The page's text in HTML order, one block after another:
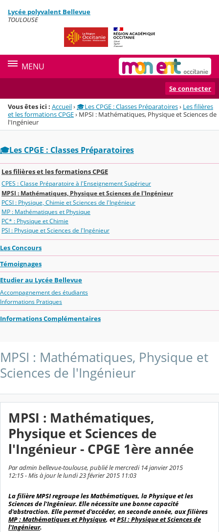
Menu de la rubrique
Contenu
Lycée polyvalent Bellevue
TOULOUSE
MENU
Se connecter
Vous êtes ici : Accueil› 🎓Les CPGE : Classes Préparatoires› Les filières
et les formations CPGE› MPSI : Mathématiques, Physique et Sciences de
l'Ingénieur
🎓Les CPGE : Classes Préparatoires
Les filières et les formations CPGE
CPES : Classe Préparatoire à l'Enseignement Supérieur
MPSI : Mathématiques, Physique et Sciences de l'Ingénieur
PCSI : Physique, Chimie et Sciences de l'Ingénieur
MP : Mathématiques et Physique
PC* : Physique et Chimie
PSI : Physique et Sciences de l'Ingénieur
Les Concours
Témoignages
Etudier au Lycée Bellevue
Accompagnement des étudiants
Informations Pratiques
Informations Complémentaires
MPSI : Mathématiques, Physique et
Sciences de l'Ingénieur
MPSI : Mathématiques,
Physique et Sciences de
l'Ingénieur - CPGE 1ère année
Par admin bellevue-toulouse, publié le mercredi 14 janvier 2015
12:15 - Mis à jour le lundi 23 février 2015 11:03
La filière MPSI regroupe les Mathématiques, la Physique et les
Sciences de l'Ingénieur. Elle nécessite une bonne capacité
d'abstraction. Elle permet d'accéder, en seconde année, aux filières
MP : Mathématiques et Physique, etPSI : Physique et Sciences de
l'Ingénieur.